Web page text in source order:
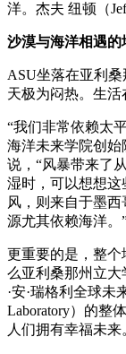
洋。杰夫 纽顿（
沙漠与海洋相遇的
ASU坐落在亚利
天极为闷热。生
“我们非常依赖太
海洋未来学院创始
说，“风暴带来了
湿时，可以想想
风，则来自于墨
源尤其依赖海洋。
更重要的是，整
么亚利桑那州立
·安·瑞格利全球未
Laboratory）的整
人们拥有幸福未来